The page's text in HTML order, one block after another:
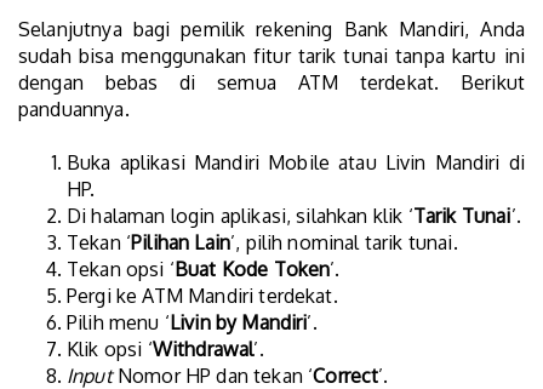
Selanjutnya bagi pemilik rekening Bank Mandiri, Anda
sudah bisa menggunakan fitur tarik tunai tanpa kartu ini
dengan bebas di semua ATM terdekat. Berikut
panduannya.
Buka aplikasi Mandiri Mobile atau Livin Mandiri di
HP.
Di halaman login aplikasi, silahkan klik ‘Tarik Tunai’.
Tekan ‘Pilihan Lain’, pilih nominal tarik tunai.
Tekan opsi ‘Buat Kode Token’.
Pergi ke ATM Mandiri terdekat.
Pilih menu ‘Livin by Mandiri’.
Klik opsi ‘Withdrawal’.
InputNomor HP dan tekan ‘Correct’.